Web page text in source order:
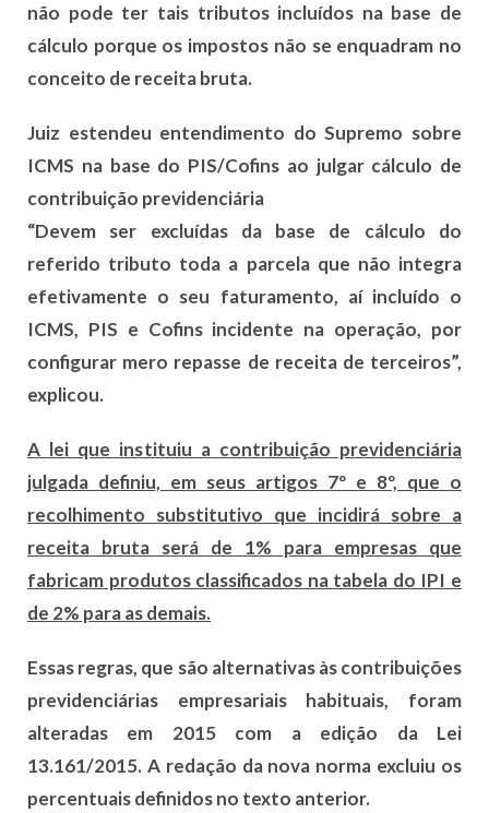
não pode ter tais tributos incluídos na base de
cálculo porque os impostos não se enquadram no
conceito de receita bruta.
Juiz estendeu entendimento do Supremo sobre
ICMS na base do PIS/Cofins ao julgar cálculo de
contribuição previdenciária
“Devem ser excluídas da base de cálculo do
referido tributo toda a parcela que não integra
efetivamente o seu faturamento, aí incluído o
ICMS, PIS e Cofins incidente na operação, por
configurar mero repasse de receita de terceiros”,
explicou.
A lei que instituiu a contribuição previdenciária
julgada definiu, em seus artigos 7º e 8º, que o
recolhimento substitutivo que incidirá sobre a
receita bruta será de 1% para empresas que
fabricam produtos classificados na tabela do IPI e
de 2% para as demais.
Essas regras, que são alternativas às contribuições
previdenciárias empresariais habituais, foram
alteradas em 2015 com a edição da Lei
13.161/2015. A redação da nova norma excluiu os
percentuais definidos no texto anterior.